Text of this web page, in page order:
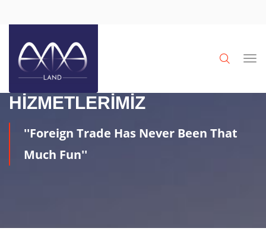
HIZMETLERIMIZ
''Foreign Trade Has Never Been That
Much Fun''